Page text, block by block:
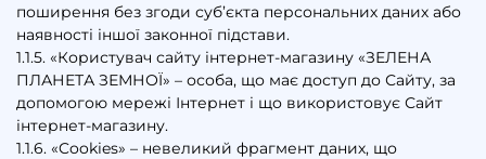
поширення без згоди суб’єкта персональних даних або
наявності іншої законної підстави.
1.1.5. «Користувач сайту інтернет-магазину «ЗЕЛЕНА
ПЛАНЕТА ЗЕМНОЇ» – особа, що має доступ до Сайту, за
допомогою мережі Інтернет і що використовує Сайт
інтернет-магазину.
1.1.6. «Cookies» – невеликий фрагмент даних, що